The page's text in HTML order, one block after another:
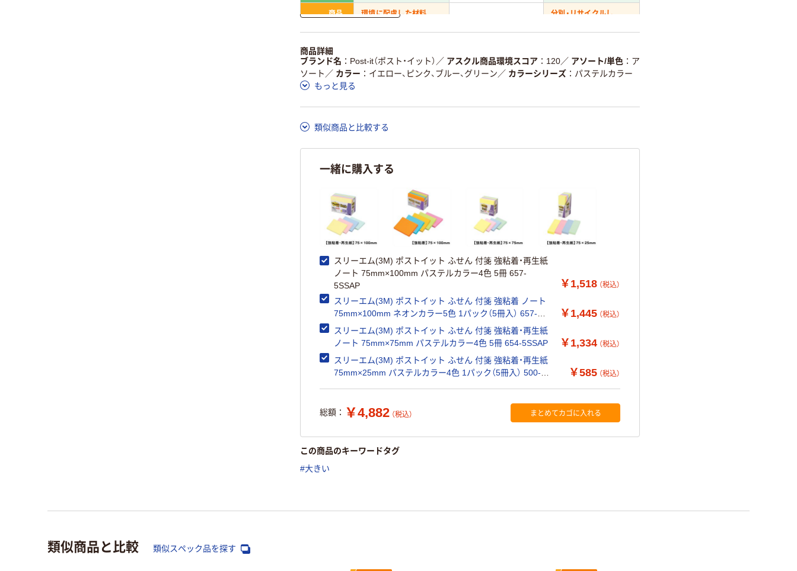
商品
環境に配慮した材料
分別・リサイクルし
仕組
る
ている
削減
この商品の環境配慮ポイントです。詳しくはページ下部の商品詳細「アスクル商品環境スコ
ア詳細／加点項目
詳しく見る
商品詳細
ブランド名
Post-it（ポスト・イット） ／ アスクル商品環境スコア 120／ アソート/単色
ア
ソート ／ カラー イエロー、ピンク、ブルー、グリーン ／ カラーシリーズ
パステルカラー
もっと見る
類似商品と比較する
一緒に購入する
スリーエム(3M) ポストイット ふせん 付箋 強粘着・再生紙
ノート 75mm×100mm パステルカラー4色 5冊 657-
5SSAP
￥1,518 （税込）
スリーエム(3M) ポストイット ふせん 付箋 強粘着 ノート
75mm×100mm ネオンカラー5色 1パック（5冊入） 657-
5SSAN
￥1,445 （税込）
スリーエム(3M) ポストイット ふせん 付箋 強粘着・再生紙
ノート 75mm×75mm パステルカラー4色 5冊 654-5SSAP
￥1,334 （税込）
スリーエム(3M) ポストイット ふせん 付箋 強粘着・再生紙
75mm×25mm パステルカラー4色 1パック（5冊入） 500-
￥585 （税込）
総額： ￥4,882 （税込） まとめてカゴに入れる
この商品のキーワードタグ
#大きい
類似商品と比較 類似スペック品を探す